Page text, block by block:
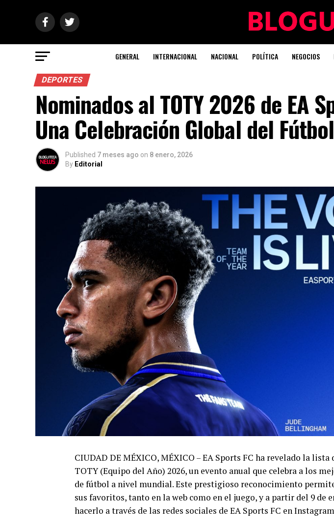
GENERAL INTERNACIONAL NACIONAL POLÍTICA NEGOCIOS
DEPORTES
Nominados al TOTY 2026 de EA
Una Celebración Global del Fútbol
Published 7 meses ago on 8 enero, 2026
By Editorial
CIUDAD DE MÉXICO, MÉXICO – EA Sports FC ha revelado la
TOTY (Equipo del Año) 2026, un evento anual que celebra a los
de fútbol a nivel mundial. Este prestigioso reconocimiento
sus favoritos, tanto en la web como en el juego, y a partir del 9 de
hacerlo a través de las redes sociales de EA Sports FC en